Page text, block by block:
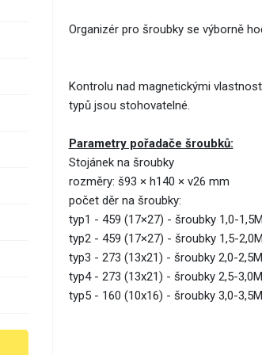
Organizér pro šroubky se výborně
Kontrolu nad magnetickými
typů jsou stohovatelné.
Parametry pořadače šroubků:
Stojánek na šroubky
rozměry: š93 × h140 × v26 mm
počet děr na šroubky:
typ1 - 459 (17×27) - šroubky 1,0-1,5M
typ2 - 459 (17×27) - šroubky 1,5-2,0M
typ3 - 273 (13x21) - šroubky 2,0-2,5M
typ4 - 273 (13x21) - šroubky 2,5-3,0M
typ5 - 160 (10x16) - šroubky 3,0-3,5M